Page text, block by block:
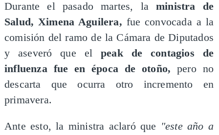
Durante el pasado martes, la ministra de
Salud, Ximena Aguilera, fue convocada a la
comisión del ramo de la Cámara de Diputados
y aseveró que elpeak de contagios de
influenza fue en época de otoño,pero no
descarta que ocurra otro incremento en
primavera.
Ante esto, la ministra aclaró que "este año a